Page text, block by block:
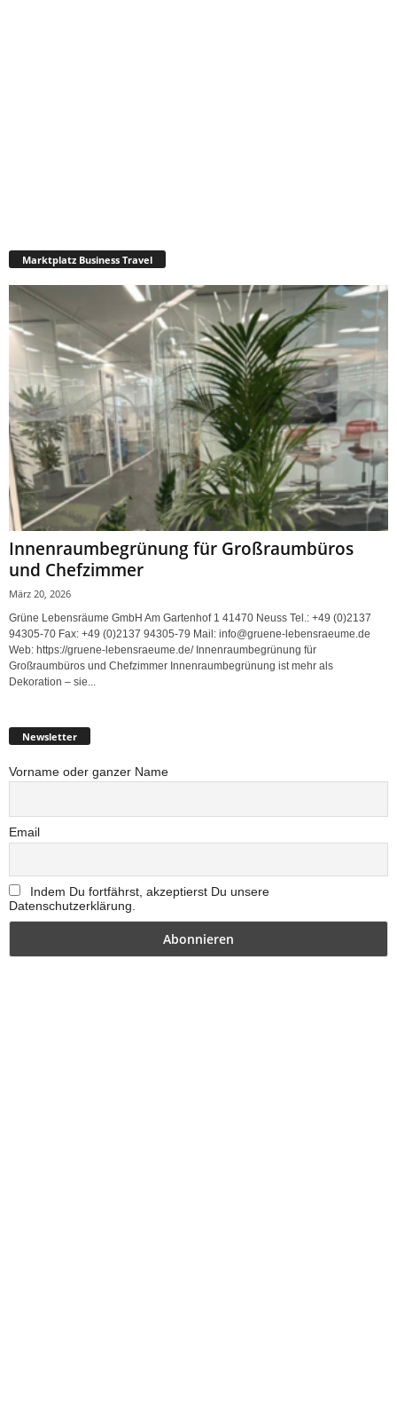
Marktplatz Business Travel
Innenraumbegrünung für Großraumbüros
und Chefzimmer
März 20, 2026
Grüne Lebensräume GmbH Am Gartenhof 1 41470 Neuss Tel.: +49 (0)2137
94305-70 Fax: +49 (0)2137 94305-79 Mail: info@gruene-lebensraeume.de
Web: https://gruene-lebensraeume.de/ Innenraumbegrünung für
Großraumbüros und Chefzimmer Innenraumbegrünung ist mehr als
Dekoration – sie...
Newsletter
Vorname oder ganzer Name
Email
Indem Du fortfährst, akzeptierst Du unsere
Datenschutzerklärung.